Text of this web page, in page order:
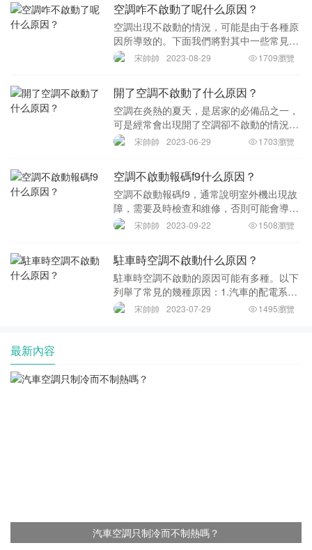
空調咋不啟動了呢什么原因？
空調出現不啟動的情況，可能是由于各種原
因所導致的。下面我們將對其中一些常見原
因進行詳細介紹。1.電源問題電源是空調正
以檢查電
宋帥帥 2023-08-29 1709瀏覽
開了空調不啟動了什么原因？
空調在炎熱的夏天，是居家的必備品之一，
可是經常會出現開了空調卻不啟動的情況，
這給人們的生活帶來了很大的不便，也讓人
為大家進行
宋帥帥 2023-06-29 1703瀏覽
空調不啟動報碼f9什么原因？
空調不啟動報碼f9，通常說明室外機出現故
障，需要及時檢查和維修，否則可能會導致
整個空調系統無法正常運行或出現更嚴重的
障。室外
宋帥帥 2023-09-22 1508瀏覽
駐車時空調不啟動什么原因？
駐車時空調不啟動的原因可能有多種。以下
列舉了常見的幾種原因：1.汽車的配電系統
存在故障。汽車的空調需要由電池供電，所
宋帥帥 2023-07-29 1495瀏覽
最新內容
汽車空調只制冷而不制熱嗎？